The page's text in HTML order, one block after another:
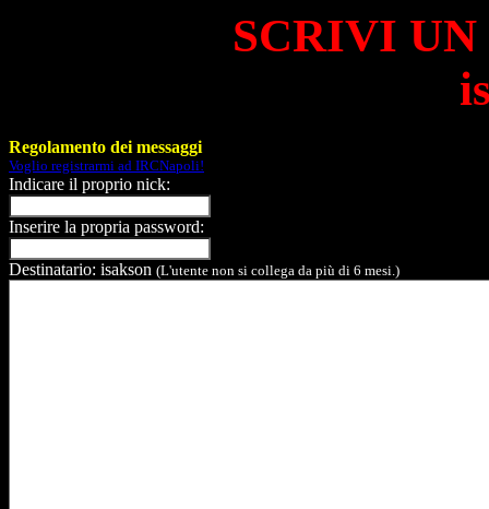
SCRIVI
Regolamento dei messaggi
Voglio registrarmi ad IRCNapoli!
Indicare il proprio nick:
Inserire la propria password:
Destinatario: isakson (L'utente non si collega da più di 6 mesi.)